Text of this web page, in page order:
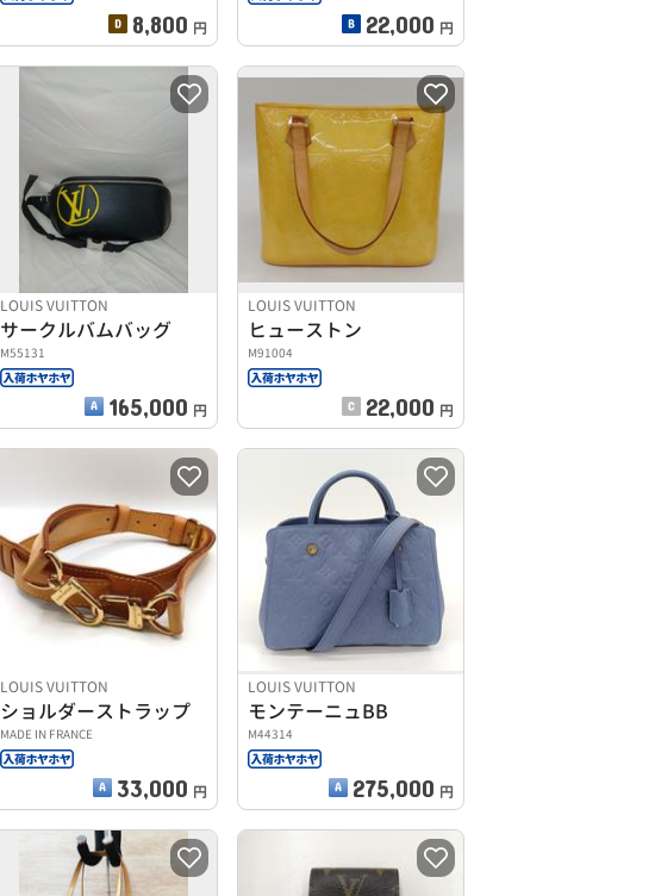
8,800 円 22,000 円
LOUIS VUITTON
サークルバムバッグ
M55131
165,000 円
LOUIS VUITTON
ヒューストン
M91004
22,000 円
LOUIS VUITTON
ショルダーストラップ
MADE IN FRANCE
33,000 円
LOUIS VUITTON
モンテーニュBB
M44314
275,000 円